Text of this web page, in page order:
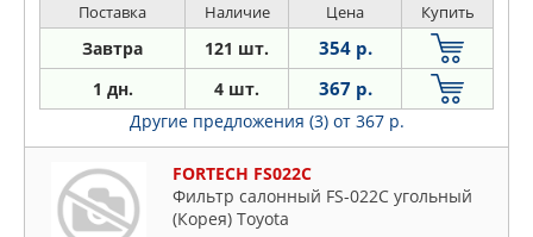
Поставка Наличие Цена Купить
Завтра 121 шт. 354 р.
1 дн. 4 шт. 367 р.
Другие предложения (3) от 367 р.
FORTECH FS022C
Фильтр салонный FS-022C угольный
(Корея) Toyota